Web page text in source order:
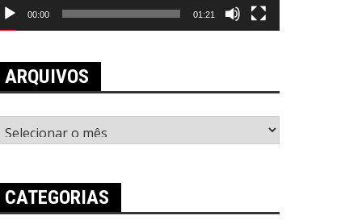
00:00 01:21
ARQUIVOS
CATEGORIAS